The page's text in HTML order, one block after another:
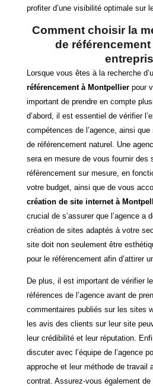
profiter d’une visibilité optimale sur
Comment choisir la
de
Lorsque vous êtes à la recherche
référencement à Montpellierpour
important de prendre en compte
d’abord, il est essentiel de vérifier
compétences de l’agence, ainsi
de référencement naturel. Une
sera en mesure de vous fournir des
référencement sur mesure, en
votre budget, ainsi que de vous
création de site internet à
crucial de s’assurer que l’agence a
création de sites adaptés à votre
site doit non seulement être
pour le référencement afin d’attirer
De plus, il est important de vérifier
références de l’agence avant de
commentaires publiés sur les sites
les avis des clients sur leur site
leur crédibilité et leur réputation.
discuter avec l’équipe de l’agence
approche et leur méthode de travail
contrat. Assurez-vous également